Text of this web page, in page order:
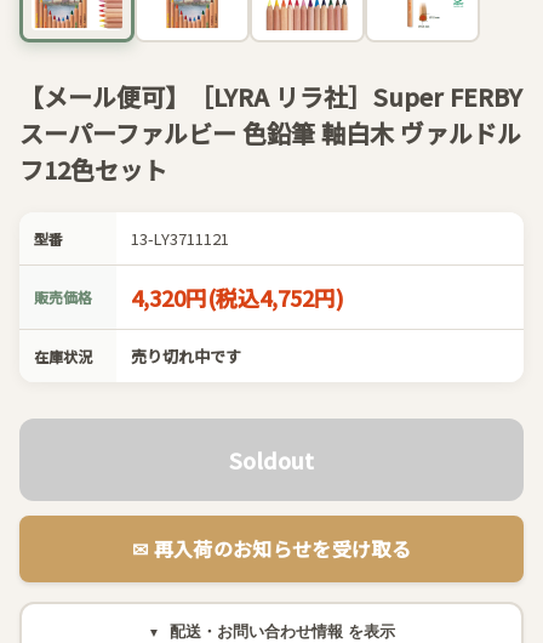
【メール便可】［LYRA リラ社］Super FERBY
スーパーファルビー 色鉛筆 軸白木 ヴァルドル
フ12色セット
型番 13-LY3711121
販売価格 4,320円(税込4,752円)
在庫状況 売り切れ中です
Soldout
✉︎ 再入荷のお知らせを受け取る
配送・お問い合わせ情報